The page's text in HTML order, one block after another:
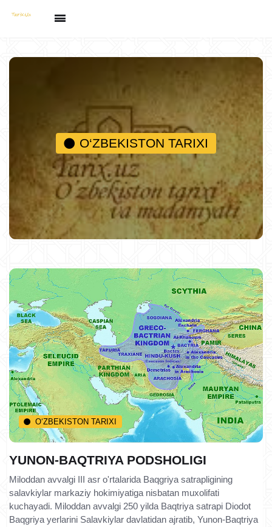
O‘ZBEKISTON TARIXI
O‘ZBEKISTON TARIXI
YUNON-BAQTRIYA PODSHOLIGI
Miloddan avvalgi III asr o'rtalarida Baqgriya satrapligining
salavkiylar markaziy hokimiyatiga nisbatan muxolifati
kuchayadi. Miloddan avvalgi 250 yilda Baqtriya satrapi Diodot
Baqgriya yerlarini Salavkiylar davlatidan ajratib, Yunon-Baqtriya